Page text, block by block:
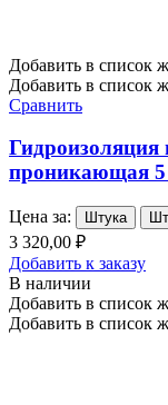
Добавить в список
Добавить в список
Сравнить
Гидроизоляция
проникающая 5
Цена за: Штука
3 320,00 ₽
Добавить к заказу
В наличии
Добавить в список
Добавить в список